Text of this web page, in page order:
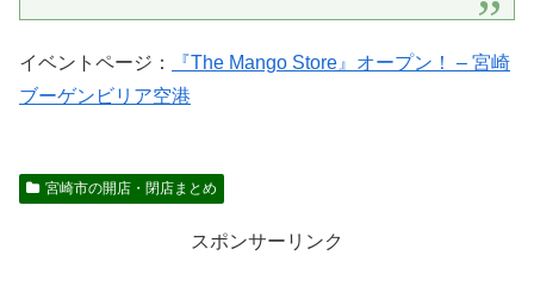
イベントページ：
『The Mango Store』オープン！ – 宮崎
ブーゲンビリア空港
宮崎市の開店・閉店まとめ
スポンサーリンク